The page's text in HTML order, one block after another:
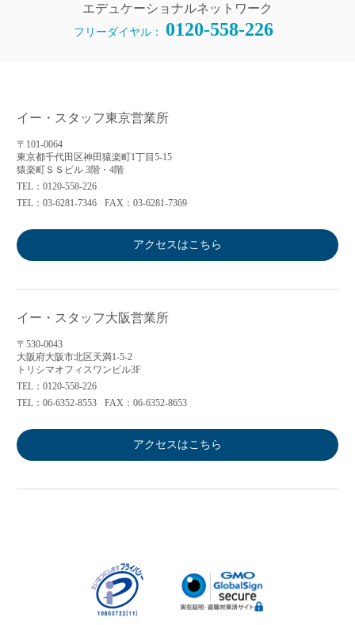
エデュケーショナルネットワーク
フリーダイヤル： 0120-558-226
イー・スタッフ東京営業所
〒101-0064
東京都千代田区神田猿楽町1丁目5-15
猿楽町ＳＳビル 3階・4階
TEL：0120-558-226
TEL：03-6281-7346
FAX：03-6281-7369
アクセスはこちら
イー・スタッフ大阪営業所
〒530-0043
大阪府大阪市北区天満1-5-2
トリシマオフィスワンビル3F
TEL：0120-558-226
TEL：06-6352-8553
FAX：06-6352-8653
アクセスはこちら